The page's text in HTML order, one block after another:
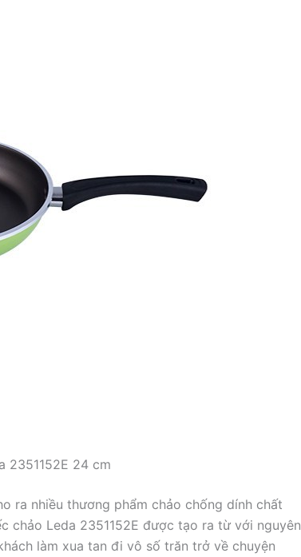
2351152E 24 cm
ra nhiều thương phẩm chảo chống dính chất
chảo Leda 2351152E được tạo ra từ với nguyên
làm xua tan đi vô số trăn trở về chuyện